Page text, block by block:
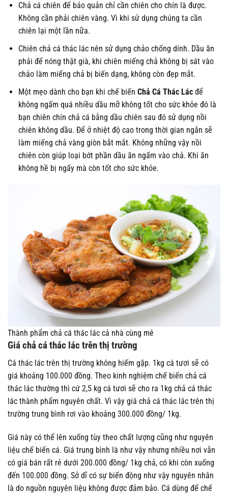
Chả cá chiên để bảo quản chỉ cần chiên cho chín là được.
Không cần phải chiên vàng. Vì khi sử dụng chúng ta cần
chiên lại một lần nữa.
Chiên chả cá thác lác nên sử dụng chảo chống dính. Dầu ăn
phải để nóng thật già, khi chiên miếng chả không bị sát vào
chảo làm miếng chả bị biến dạng, không còn đẹp mắt.
Một mẹo dành cho bạn khi chế biến Chả Cá Thác Lácđể
không ngấm quá nhiều dầu mỡ không tốt cho sức khỏe đó là
bạn chiên chín chả cá bằng dầu chiên sau đó sử dụng nồi
chiên không dầu. Để ở nhiệt độ cao trong thời gian ngắn sẽ
làm miếng chả vàng giòn bắt mắt. Không những vậy nồi
chiên còn giúp loại bớt phần dầu ăn ngấm vào chả. Khi ăn
không hề bị ngấy mà còn tốt cho sức khỏe.
Thành phẩm chả cá thác lác cả nhà cùng mê
Giá chả cá thác lác trên thị trường
Cá thác lác trên thị trường không hiếm gặp. 1kg cá tươi sẽ có
giá khoảng 100.000 đồng. Theo kinh nghiệm chế biến chả cá
thác lác thường thì cứ 2,5 kg cá tươi sẽ cho ra 1kg chả cá thác
lác thành phẩm nguyên chất. Vì vậy giá chả cá thác lác trên thị
trường trung bình rơi vào khoảng 300.000 đồng/ 1kg.
Giá này có thể lên xuống tùy theo chất lượng cũng như nguyên
liệu chế biến cá. Giá trung bình là như vậy nhưng nhiều nơi vẫn
có giá bán rất rẻ dưới 200.000 đồng/ 1kg chả, có khi còn xuống
đến 100.000 đồng. Sở dĩ có sự biến động như vậy nguyên nhân
là do nguồn nguyên liệu không được đảm bảo. Cá dùng để chế